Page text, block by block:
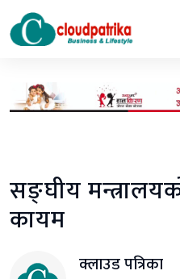
सङ्घीय
कायम
क्लाउड पत्रिका